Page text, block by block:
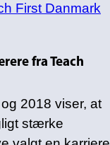
First Danmark
fra Teach
2018 viser, at
stærke